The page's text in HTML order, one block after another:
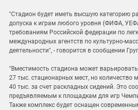
"Стадион будет иметь высшую категорию
допуска к играм любого уровня (ФИФА,
требованиям Российской федерации по
международных агентств по культурно-
деятельности", - говорится в сообщении
"Вместимость стадиона может
27 тыс. стационарных мест, но количество
40 тыс. за счет раскладных сидений. Это
предъявляемым к площадкам для игр
Также комплекс будет оснащен